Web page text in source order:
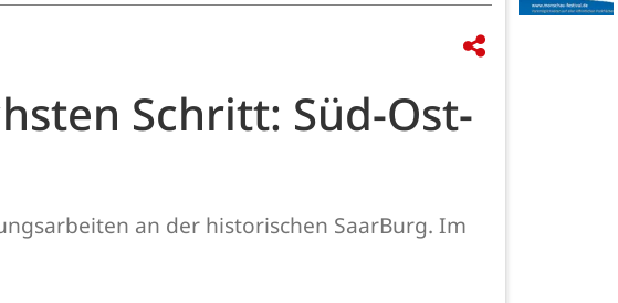
Schritt: Süd-Ost-
an der historischen SaarBurg. Im